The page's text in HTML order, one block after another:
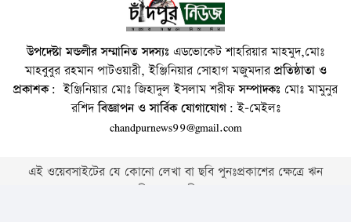
উপদেষ্টা মন্ডলীর সম্মানিত সদস্যঃ এডভোকেট শাহরিয়ার মাহমুদ,মোঃ
মাহবুবুর রহমান পাটওয়ারী, ইঞ্জিনিয়ার সোহাগ মজুমদারপ্রতিষ্ঠাতা ও
প্রকাশক: ইঞ্জিনিয়ার মোঃ জিহাদুল ইসলাম শরীফসম্পাদকঃ মোঃ মামুনুর
রশিদবিজ্ঞাপন ও সার্বিক যোগাযোগ: ই-মেইলঃ
chandpurnews99@gmail.com
এই ওয়েবসাইটের যে কোনো লেখা বা ছবি পুনঃপ্রকাশের ক্ষেত্রে ঋন
স্বীকার বাঞ্চনীয় ।